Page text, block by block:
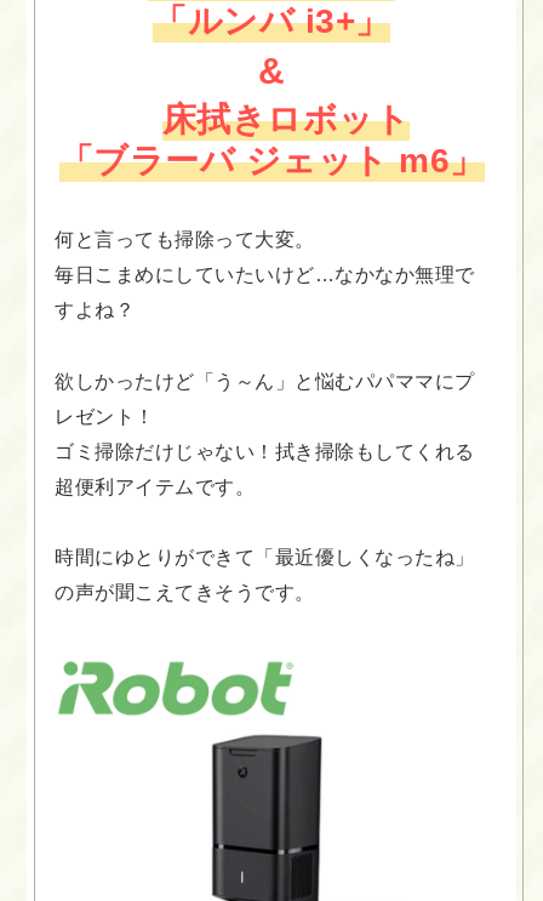
「ルンバ i3+」
&
床拭きロボット
「ブラーバ ジェット m6」
何と言っても掃除って大変。
毎日こまめにしていたいけど…なかなか無理で
すよね？
欲しかったけど「う～ん」と悩むパパママにプ
レゼント！
ゴミ掃除だけじゃない！拭き掃除もしてくれる
超便利アイテムです。
時間にゆとりができて「最近優しくなったね」
の声が聞こえてきそうです。